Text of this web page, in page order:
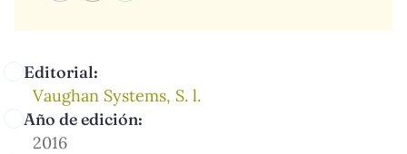
Editorial:
Vaughan Systems, S. l.
Año de edición:
2016